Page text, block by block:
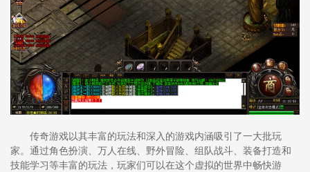
传奇游戏以其丰富的玩法和深入的游戏内涵吸引了一大批玩
家。通过角色扮演、万人在线、野外冒险、组队战斗、装备打造和
技能学习等丰富的玩法，玩家们可以在这个虚拟的世界中畅快游